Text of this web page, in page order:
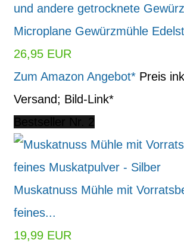
Microplane Gewürzmühle
26,95 EUR
Zum Amazon Angebot* Preis
Versand; Bild-Link*
Muskatnuss Mühle mit
feines...
19,99 EUR